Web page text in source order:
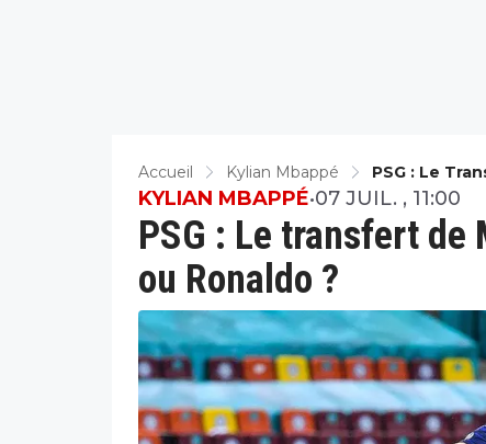
Accueil Kylian Mbappé PSG : Le
PSG : Le transfert de
ou Ronaldo ?
KYLIAN MBAPPÉ•07 JUIL. , 11:00